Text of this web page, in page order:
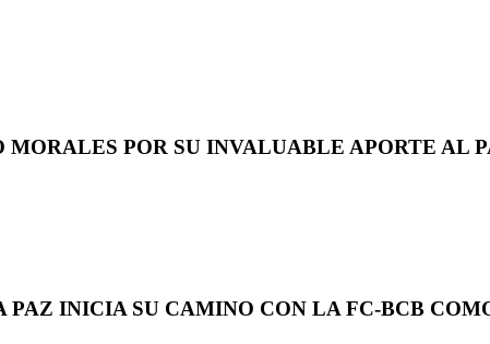
POR SU INVALUABLE APORTE AL
INICIA SU CAMINO CON LA FC-BCB